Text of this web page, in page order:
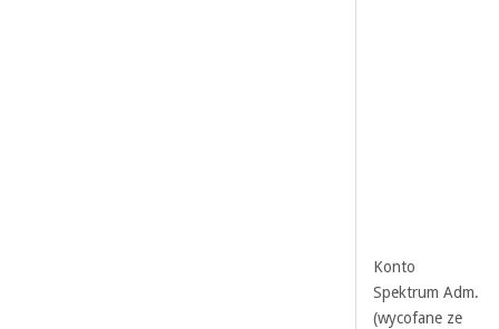
Konto
Spektrum Adm.
(wycofane ze